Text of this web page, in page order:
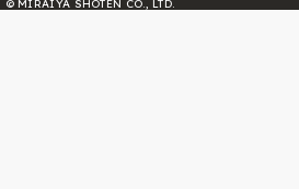
© MIRAIYA SHOTEN CO., LTD.